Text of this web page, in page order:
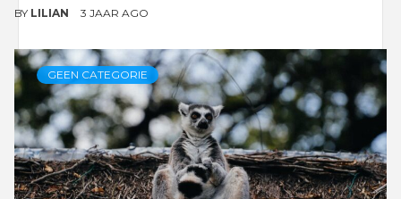
BY LILIAN 3 JAAR AGO
GEEN CATEGORIE